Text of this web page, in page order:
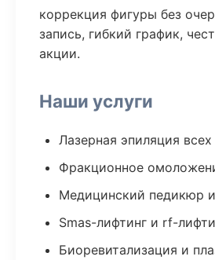
коррекция фигуры без
запись, гибкий график,
акции.
Наши услуги
Лазерная эпиляция всех
Фракционное
Медицинский педикюр
Smas-лифтинг и rf-
Биоревитализация и